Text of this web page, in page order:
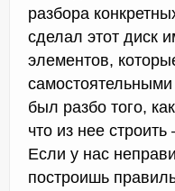
разбора
сделал этот диск
элементов,
был разбо того,
что из нее
Если у нас
построишь